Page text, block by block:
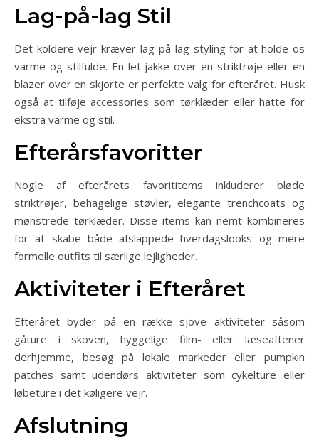
Lag-på-lag Stil
Det koldere vejr kræver lag-på-lag-styling for at holde os
varme og stilfulde. En let jakke over en striktrøje eller en
blazer over en skjorte er perfekte valg for efteråret. Husk
også at tilføje accessories som tørklæder eller hatte for
ekstra varme og stil.
Efterårsfavoritter
Nogle af efterårets favorititems inkluderer bløde
striktrøjer, behagelige støvler, elegante trenchcoats og
mønstrede tørklæder. Disse items kan nemt kombineres
for at skabe både afslappede hverdagslooks og mere
formelle outfits til særlige lejligheder.
Aktiviteter i Efteråret
Efteråret byder på en række sjove aktiviteter såsom
gåture i skoven, hyggelige film- eller læseaftener
derhjemme, besøg på lokale markeder eller pumpkin
patches samt udendørs aktiviteter som cykelture eller
løbeture i det køligere vejr.
Afslutning